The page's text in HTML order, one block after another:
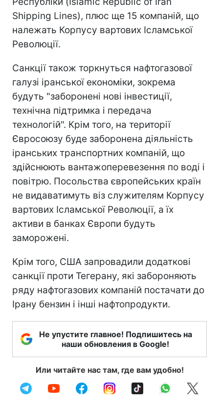
Shipping Lines), плюс ще 15 компаній, що
належать Корпусу вартових Ісламської
Революції.
Санкції також торкнуться нафтогазової
галузі іранської економіки, зокрема
будуть "заборонені нові інвестиції,
технічна підтримка і передача
технологій". Крім того, на території
Євросоюзу буде заборонена діяльність
іранських транспортних компаній, що
здійснюють вантажоперевезення по воді і
повітрю. Посольства європейських країн
не видаватимуть віз служителям Корпусу
вартових Ісламської Революції, а їх
активи в банках Європи будуть
заморожені.
Крім того, США запровадили додаткові
санкції проти Тегерану, які забороняють
ряду нафтогазових компаній постачати до
Ірану бензин і інші нафтопродукти.
Не упустите главное! Подпишитесь на
наши обновления в Google!
Или читайте нас там, где вам удобно!